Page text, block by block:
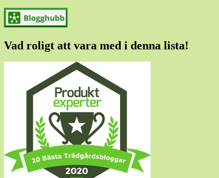
Vad roligt att vara med i denna lista!